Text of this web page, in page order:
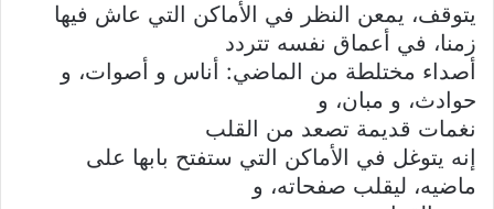
يتوقف، يمعن النظر في الأماكن التي عاش فيها
زمنا، في أعماق نفسه تتردد
أصداء مختلطة من الماضي: أناس و أصوات، و
حوادث، و مبان، و
نغمات قديمة تصعد من القلب
إنه يتوغل في الأماكن التي ستفتح بابها على
ماضيه، ليقلب صفحاته، و